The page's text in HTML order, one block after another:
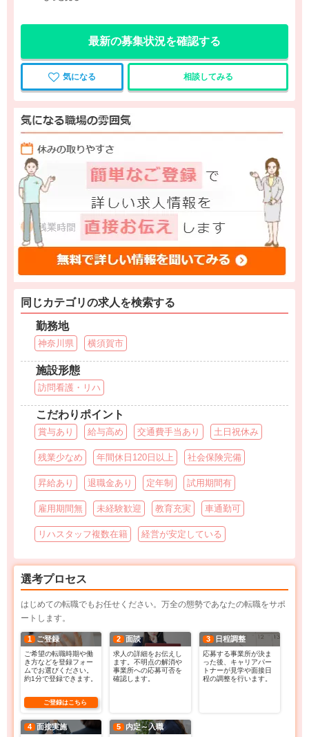
最新の募集状況を確認する
気になる 相談してみる
同じカテゴリの求人を検索する
勤務地
神奈川県 横須賀市
施設形態
訪問看護・リハ
こだわりポイント
賞与あり 給与高め 交通費手当あり 土日祝休み
残業少なめ 年間休日120日以上 社会保険完備
昇給あり 退職金あり 定年制 試用期間有
雇用期間無 未経験歓迎 教育充実 車通勤可
リハスタッフ複数在籍 経営が安定している
選考プロセス
はじめての転職でもお任せください。万全の態勢であなたの転職をサポ
ートします。
1 ご登録
ご希望の転職時期や働
き方などを登録フォー
ムでお選びください。
約1分で登録できます。
ご登録はこちら
2 面談
求人の詳細をお伝えし
ます。不明点の解消や
事業所への応募可否を
確認します。
3 日程調整
応募する事業所が決ま
った後、キャリアパー
トナーが見学や面接日
程の調整を行います。
4 面接実施 5 内定～入職